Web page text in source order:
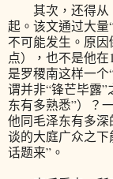
其次，还得从
起。该文通过大量
不可能发生。原
点），也不是他
是罗稷南这样一个
谓并非“锋芒毕露
东有多熟悉”）？
他同毛泽东有多
谈的大庭广众之下
话题来”。